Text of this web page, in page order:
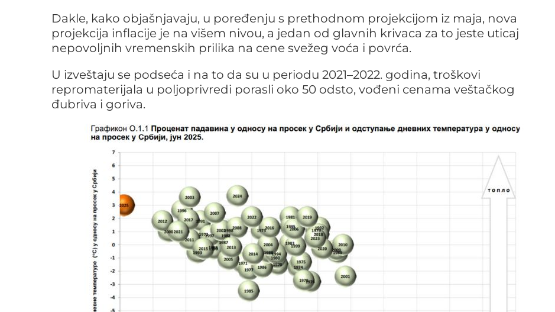
Dakle, kako objašnjavaju, u poređenju s prethodnom projekcijom iz maja, nova
projekcija inflacije je na višem nivou, a jedan od glavnih krivaca za to jeste uticaj
nepovoljnih vremenskih prilika na cene svežeg voća i povrća.
U izveštaju se podseća i na to da su u periodu 2021–2022. godina, troškovi
repromaterijala u poljoprivredi porasli oko 50 odsto, vođeni cenama veštačkog
đubriva i goriva.